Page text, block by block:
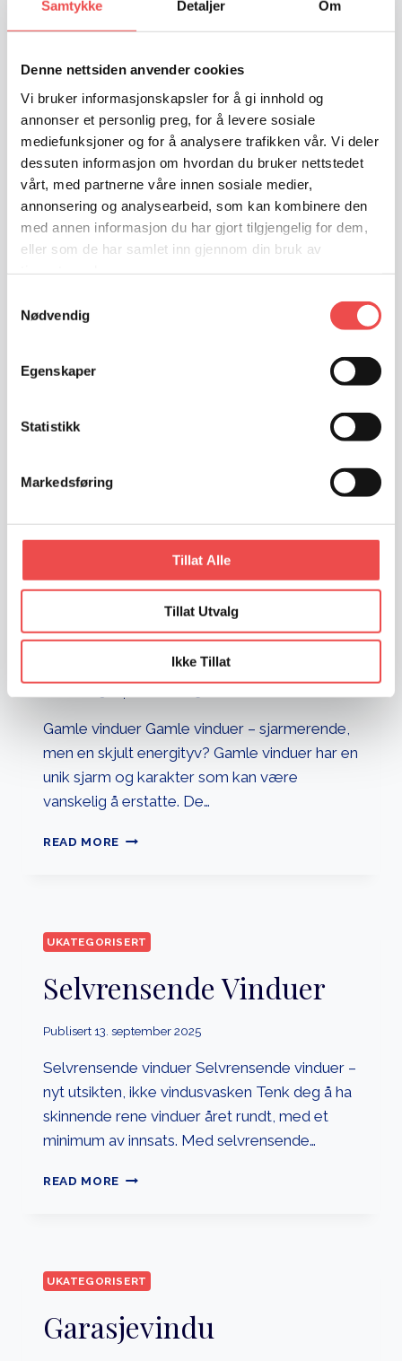
Samtykke Detaljer Om
Denne nettsiden anvender cookies
Vi bruker informasjonskapsler for å gi innhold og
annonser et personlig preg, for å levere sosiale
mediefunksjoner og for å analysere trafikken vår. Vi deler
dessuten informasjon om hvordan du bruker nettstedet
vårt, med partnerne våre innen sosiale medier,
annonsering og analysearbeid, som kan kombinere den
med annen informasjon du har gjort tilgjengelig for dem,
eller som de har samlet inn gjennom din bruk av
Nødvendig
Egenskaper
Statistikk
Markedsføring
Tillat Alle
Tillat Utvalg
Ikke Tillat
Publisert8. oktober 2025
kostnader og valg En smijernsdør er en
betydelig investering i både estetikk og
funksjonalitet for hjemmet ditt. Før du…
READ MORESMIJERNSDØR
PRIS
Punktert Vindu
Punktert vindu Punktert vindu – et sikkert tegn
på at glasset må byttes Ser du dugg eller fukt
mellom glasslagene i et isolerglassvindu? Da
Gamle Vinduer
Gamle vinduer Gamle vinduer – sjarmerende,
men en skjult energityv? Gamle vinduer har en
unik sjarm og karakter som kan være
vanskelig å erstatte. De…
READ MORE GAMLE
UKATEGORISERT
Selvrensende Vinduer
Publisert13. september 2025
Selvrensende vinduer Selvrensende vinduer –
nyt utsikten, ikke vindusvasken Tenk deg å ha
skinnende rene vinduer året rundt, med et
minimum av innsats. Med selvrensende…
READ MORE SELVRENSENDE
UKATEGORISERT
Garasjevindu